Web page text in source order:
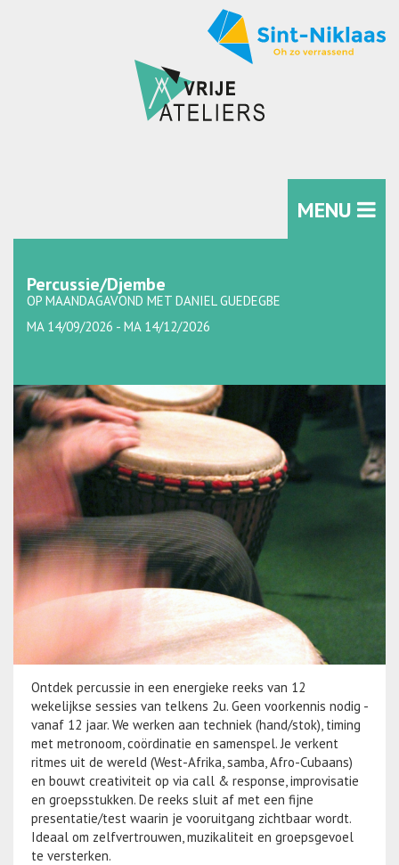
MENU
Percussie/Djembe
OP MAANDAGAVOND MET DANIEL GUEDEGBE
MA 14/09/2026 - MA 14/12/2026
Ontdek percussie in een energieke reeks van 12
wekelijkse sessies van telkens 2u. Geen voorkennis nodig -
vanaf 12 jaar. We werken aan techniek (hand/stok), timing
met metronoom, coördinatie en samenspel. Je verkent
ritmes uit de wereld (West-Afrika, samba, Afro-Cubaans)
en bouwt creativiteit op via call & response, improvisatie
en groepsstukken. De reeks sluit af met een fijne
presentatie/test waarin je vooruitgang zichtbaar wordt.
Ideaal om zelfvertrouwen, muzikaliteit en groepsgevoel
te versterken.